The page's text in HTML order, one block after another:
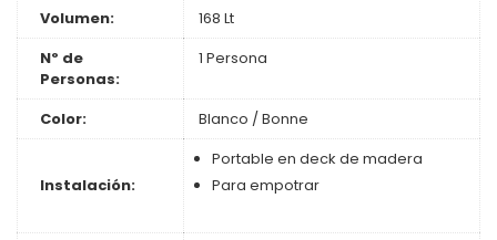
Volumen:
168 Lt
Nº de
Personas:
1 Persona
Color: Blanco / Bonne
Instalación:
Portable en deck de madera
Para empotrar